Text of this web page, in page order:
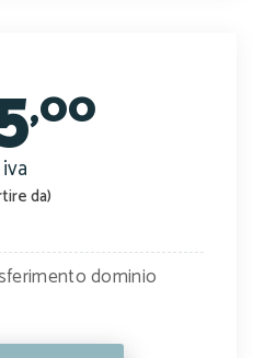
,00
da)
dominio